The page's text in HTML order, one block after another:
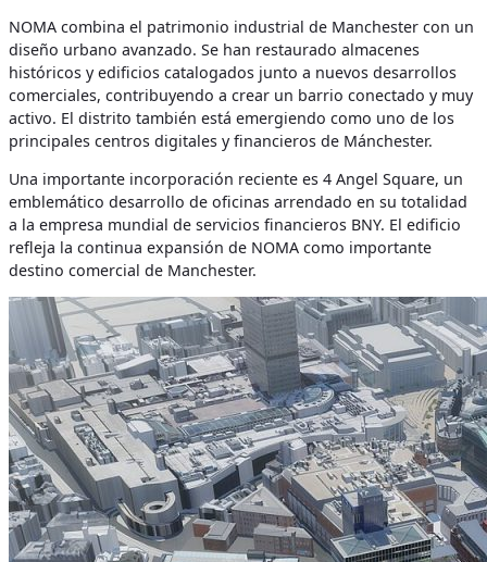
NOMA combina el patrimonio industrial de Manchester con un
diseño urbano avanzado. Se han restaurado almacenes
históricos y edificios catalogados junto a nuevos desarrollos
comerciales, contribuyendo a crear un barrio conectado y muy
activo. El distrito también está emergiendo como uno de los
principales centros digitales y financieros de Mánchester.
Una importante incorporación reciente es 4 Angel Square, un
emblemático desarrollo de oficinas arrendado en su totalidad
a la empresa mundial de servicios financieros BNY. El edificio
refleja la continua expansión de NOMA como importante
destino comercial de Manchester.